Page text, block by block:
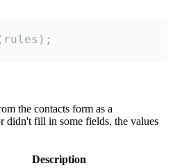
the contacts form as a
didn't fill in some fields, the values
Description